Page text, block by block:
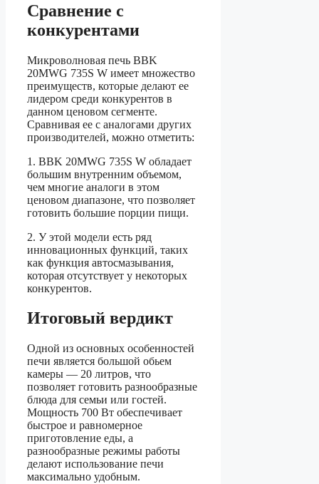
Сравнение с
конкурентами
Микроволновая печь BBK
20MWG 735S W имеет множество
преимуществ, которые делают ее
лидером среди конкурентов в
данном ценовом сегменте.
Сравнивая ее с аналогами других
производителей, можно отметить:
1. BBK 20MWG 735S W обладает
большим внутренним объемом,
чем многие аналоги в этом
ценовом диапазоне, что позволяет
готовить большие порции пищи.
2. У этой модели есть ряд
инновационных функций, таких
как функция автосмазывания,
которая отсутствует у некоторых
конкурентов.
Итоговый вердикт
Одной из основных особенностей
печи является большой обьем
камеры — 20 литров, что
позволяет готовить разнообразные
блюда для семьи или гостей.
Мощность 700 Вт обеспечивает
быстрое и равномерное
приготовление еды, а
разнообразные режимы работы
делают использование печи
максимально удобным.